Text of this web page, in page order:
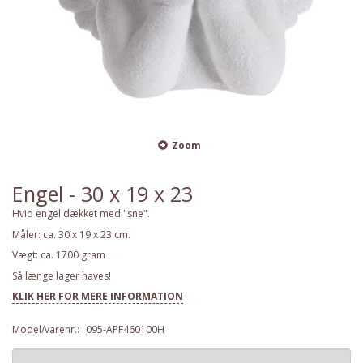
Zoom
Engel - 30 x 19 x 23
Hvid engel dækket med "sne".
Måler: ca. 30 x 19 x 23 cm.
Vægt: ca. 1700 gram
Så længe lager haves!
KLIK HER FOR MERE INFORMATION
Model/varenr.: 095-APF460100H